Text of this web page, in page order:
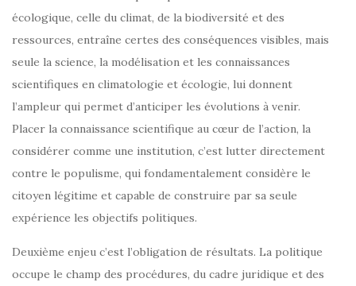
écologique, celle du climat, de la biodiversité et des
ressources, entraîne certes des conséquences visibles, mais
seule la science, la modélisation et les connaissances
scientifiques en climatologie et écologie, lui donnent
l’ampleur qui permet d’anticiper les évolutions à venir.
Placer la connaissance scientifique au cœur de l’action, la
considérer comme une institution, c’est lutter directement
contre le populisme, qui fondamentalement considère le
citoyen légitime et capable de construire par sa seule
expérience les objectifs politiques.
Deuxième enjeu c’est l’obligation de résultats. La politique
occupe le champ des procédures, du cadre juridique et des